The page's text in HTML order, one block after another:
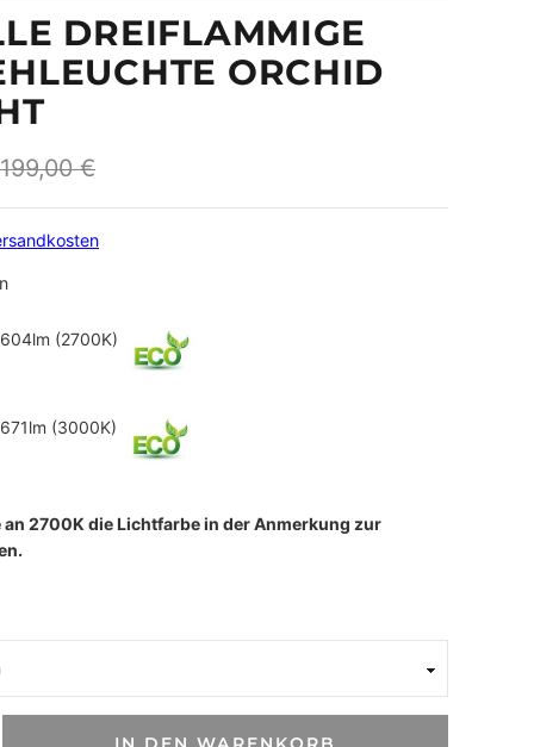
DREIFLAMMIGE
ORCHID
€
(2700K)
(3000K)
an 2700K die Lichtfarbe in der Anmerkung zur